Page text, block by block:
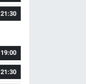
21:30
19:00
21:30